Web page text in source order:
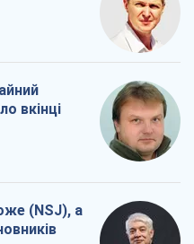
вкінці
(NSJ), а